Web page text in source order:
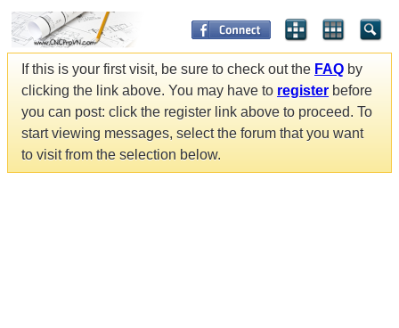
If this is your first visit, be sure to check out the FAQ by
clicking the link above. You may have to register before
you can post: click the register link above to proceed. To
start viewing messages, select the forum that you want
to visit from the selection below.